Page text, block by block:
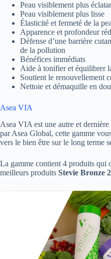
Peau visiblement plus
Peau visiblement plus lisse
Élasticité et fermeté de la
Apparence et profondeur
Défense d’une barrière
de la pollution
Bénéfices immédiats
Aide à tonifier et équilibrer
Soutient le renouvellement
Nettoie et démaquille en
Asea VIA
Asea VIA est une autre et
par Asea Global, cette gamme
vers le bien être sur le long terme
La gamme contient 4 produits qui
meilleurs produits Stevie Bronze